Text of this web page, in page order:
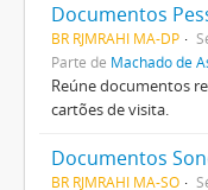
Documentos
BR RJMRAHI MA-DP
Parte de Machado de
Reúne documentos
cartões de visita.
Documentos
BR RJMRAHI MA-SO